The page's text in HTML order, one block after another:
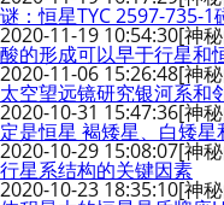
谜：恒星TYC 2597-735-1
2020-11-19 10:54:30[神
酸的形成可以早于行星和
2020-11-06 15:26:48[神
太空望远镜研究银河系和
2020-10-31 15:47:36[神
定是恒星 褐矮星、白矮
2020-10-29 15:08:07[神
行星系结构的关键因素
2020-10-23 18:35:10[神